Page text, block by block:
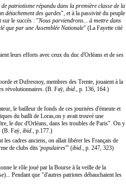
patriotisme répandu dans la première classe de la
détachement des gardes", et à la passivité du peuple
sur le succès : "Nous parviendrons... à mettre dans
que par une Assemblée Nationale" (La Fayette cité
leurs efforts avec ceux du duc d'Orléans et de ses
et Dufresnoy, membres des Trente, jouaient à la
révolutionnaires. (B. Faÿ, ibid ., p. 136, 164.)
le bailleur de fonds de ces journées d'émeute et
du bailli de Loras,on y avait trouvé une
le duc d'Orléans, dans les troubles de Paris". On y
(B. Faÿ, ibid ., p.177.)
les cadres anciens, on allait libérer les Français de
de clubs dits 'populaires'" (ibid ., p. 247, 323)
le rôle joué par la Bourse à la veille de la
Pendant que "d'autres patriotes débauchaient les